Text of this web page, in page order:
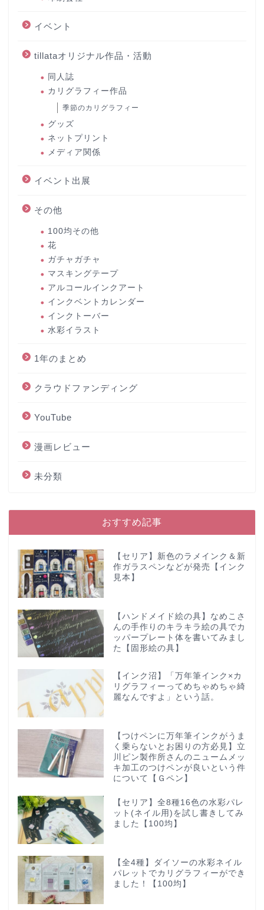
イベント
tillataオリジナル作品・活動
同人誌
カリグラフィー作品
季節のカリグラフィー
グッズ
ネットプリント
メディア関係
イベント出展
その他
100均その他
花
ガチャガチャ
マスキングテープ
アルコールインクアート
インクベントカレンダー
インクトーバー
水彩イラスト
1年のまとめ
クラウドファンディング
YouTube
漫画レビュー
未分類
おすすめ記事
【セリア】新色のラメインク＆新
作ガラスペンなどが発売【インク
見本】
【ハンドメイド絵の具】なめこさ
んの手作りのキラキラ絵の具でカ
ッパープレート体を書いてみまし
た【固形絵の具】
【インク沼】「万年筆インク×カ
リグラフィーってめちゃめちゃ綺
麗なんですよ」という話。
【つけペンに万年筆インクがうま
く乗らないとお困りの方必見】立
川ピン製作所さんのニュームメッ
キ加工のつけペンが良いという件
について【Ｇペン】
【セリア】全8種16色の水彩パレ
ット(ネイル用)を試し書きしてみ
ました【100均】
【全4種】ダイソーの水彩ネイル
パレットでカリグラフィーができ
ました！【100均】